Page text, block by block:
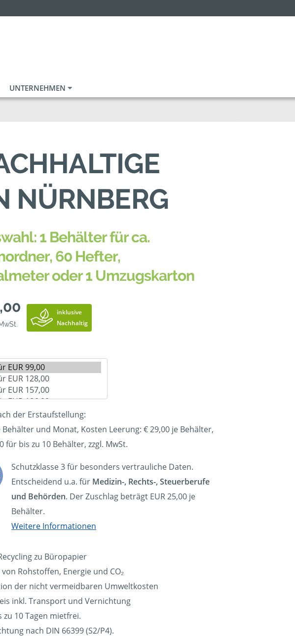
UNTERNEHMEN
NÜRNBERG
1 Behälter für ca.
60 Hefter,
oder 1 Umzugskarton
inklusive
Nachhaltig
der Erstaufstellung:
Behälter und Monat, Kosten Leerung: €29,00 je Behälter,
für bis zu 10 Behälter, zzgl. MwSt.
Schutzklasse 3 für besonders vertrauliche Daten.
Entscheidend u.a. für Medizin-, Rechts-, Steuerberufe
und Behörden. Der Zuschlag beträgt EUR 25,00 je
Behälter.
Weitere Informationen
zu Büropapier
Rohstoffen, Energie und CO₂
der nicht vermeidbaren Umweltkosten
inkl. Transport und Vernichtung
zu 10 Tagen mietfrei.
nach DIN 66399 (S2/P4).